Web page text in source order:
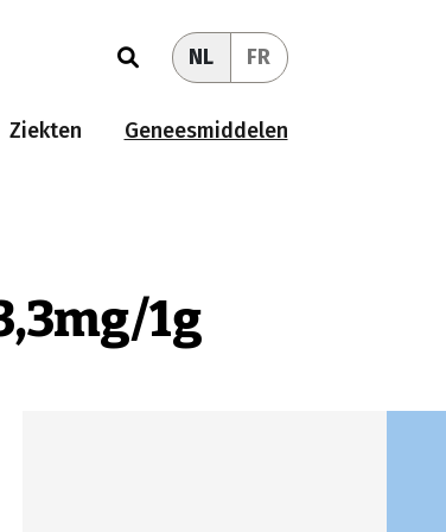
NL FR
Ziekten Geneesmiddelen
1g